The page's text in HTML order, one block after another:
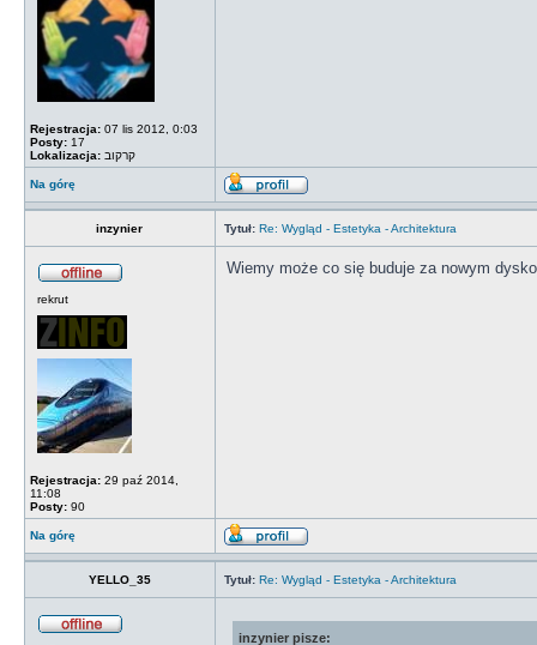
Rejestracja: 07 lis 2012, 0:03
Posty: 17
Lokalizacja: קרקוב
Na górę
inzynier Tytuł: Re: Wygląd - Estetyka - Architektura
rekrut
Rejestracja: 29 paź 2014,
11:08
Posty: 90
Wiemy może co się buduje za nowym
Na górę
YELLO_35 Tytuł: Re: Wygląd - Estetyka - Architektura
inzynier pisze: